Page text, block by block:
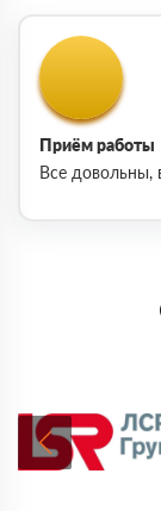
Приём работы
Все довольны,